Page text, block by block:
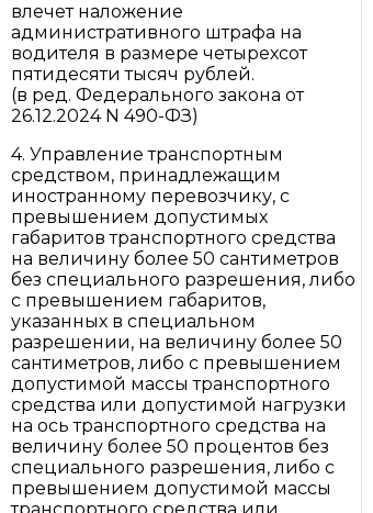
влечет наложение
административного штрафа на
водителя в размере четырехсот
пятидесяти тысяч рублей.
(в ред. Федерального закона от
26.12.2024 N 490-ФЗ)
4. Управление транспортным
средством, принадлежащим
иностранному перевозчику, с
превышением допустимых
габаритов транспортного средства
на величину более 50 сантиметров
без специального разрешения, либо
с превышением габаритов,
указанных в специальном
разрешении, на величину более 50
сантиметров, либо с превышением
допустимой массы транспортного
средства или допустимой нагрузки
на ось транспортного средства на
величину более 50 процентов без
специального разрешения, либо с
превышением допустимой массы